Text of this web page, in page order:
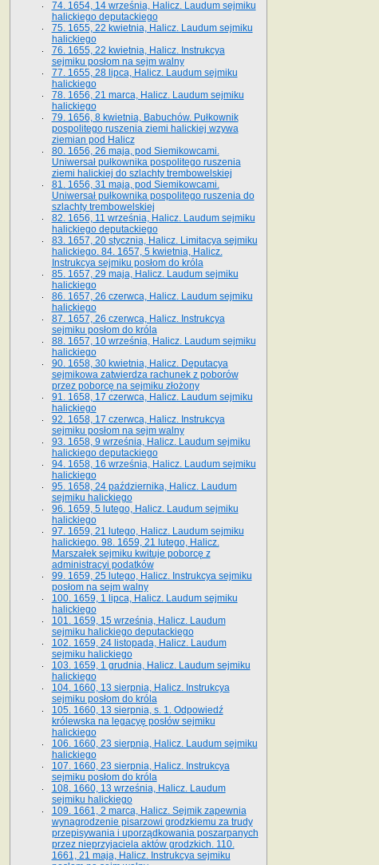
74. 1654, 14 września, Halicz. Laudum sejmiku
halickiego deputackiego
75. 1655, 22 kwietnia, Halicz. Laudum sejmiku
halickiego
76. 1655, 22 kwietnia, Halicz. Instrukcya
sejmiku posłom na sejm walny
77. 1655, 28 lipca, Halicz. Laudum sejmiku
halickiego
78. 1656, 21 marca, Halicz. Laudum sejmiku
halickiego
79. 1656, 8 kwietnia, Babuchów. Pułkownik
pospolitego ruszenia ziemi halickiej wzywa
ziemian pod Halicz
80. 1656, 26 maja, pod Siemikowcami.
Uniwersał pułkownika pospolitego ruszenia
ziemi halickiej do szlachty trembowelskiej
81. 1656, 31 maja, pod Siemikowcami.
Uniwersał pułkownika pospolitego ruszenia do
szlachty trembowelskiej
82. 1656, 11 września, Halicz. Laudum sejmiku
halickiego deputackiego
83. 1657, 20 stycznia, Halicz. Limitacya sejmiku
halickiego. 84. 1657, 5 kwietnia, Halicz.
Instrukcya sejmiku posłom do króla
85. 1657, 29 maja, Halicz. Laudum sejmiku
halickiego
86. 1657, 26 czerwca, Halicz. Laudum sejmiku
halickiego
87. 1657, 26 czerwca, Halicz. Instrukcya
sejmiku posłom do króla
88. 1657, 10 września, Halicz. Laudum sejmiku
halickiego
90. 1658, 30 kwietnia, Halicz. Deputacya
sejmikowa zatwierdza rachunek z poborów
przez poborcę na sejmiku złożony
91. 1658, 17 czerwca, Halicz. Laudum sejmiku
halickiego
92. 1658, 17 czerwca, Halicz. Instrukcya
sejmiku posłom na sejm walny
93. 1658, 9 września, Halicz. Laudum sejmiku
halickiego deputackiego
94. 1658, 16 września, Halicz. Laudum sejmiku
halickiego
95. 1658, 24 października, Halicz. Laudum
sejmiku halickiego
96. 1659, 5 lutego, Halicz. Laudum sejmiku
halickiego
97. 1659, 21 lutego, Halicz. Laudum sejmiku
halickiego. 98. 1659, 21 lutego, Halicz.
Marszałek sejmiku kwituje poborcę z
administracyi podatków
99. 1659, 25 lutego, Halicz. Instrukcya sejmiku
posłom na sejm walny
100. 1659, 1 lipca, Halicz. Laudum sejmiku
halickiego
101. 1659, 15 września, Halicz. Laudum
sejmiku halickiego deputackiego
102. 1659, 24 listopada, Halicz. Laudum
sejmiku halickiego
103. 1659, 1 grudnia, Halicz. Laudum sejmiku
halickiego
104. 1660, 13 sierpnia, Halicz. Instrukcya
sejmiku posłom do króla
105. 1660, 13 sierpnia, s. 1. Odpowiedź
królewska na legacyę posłów sejmiku
halickiego
106. 1660, 23 sierpnia, Halicz. Laudum sejmiku
halickiego
107. 1660, 23 sierpnia, Halicz. Instrukcya
sejmiku posłom do króla
108. 1660, 13 września, Halicz. Laudum
sejmiku halickiego
109. 1661, 2 marca, Halicz. Sejmik zapewnia
wynagrodzenie pisarzowi grodzkiemu za trudy
przepisywania i uporządkowania poszarpanych
przez nieprzyjaciela aktów grodzkich. 110.
1661, 21 maja, Halicz. Instrukcya sejmiku